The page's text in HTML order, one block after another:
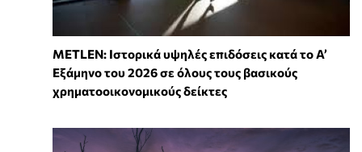
METLEN: Ιστορικά υψηλές επιδόσεις κατά το Α’
Εξάμηνο του 2026 σε όλους τους βασικούς
χρηματοοικονομικούς δείκτες